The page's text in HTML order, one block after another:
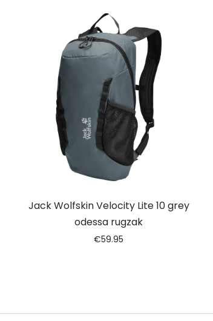
Jack Wolfskin Velocity Lite 10 grey
odessa rugzak
€59.95